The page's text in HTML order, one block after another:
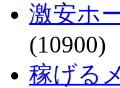
激安ホ
(10900)
稼げる